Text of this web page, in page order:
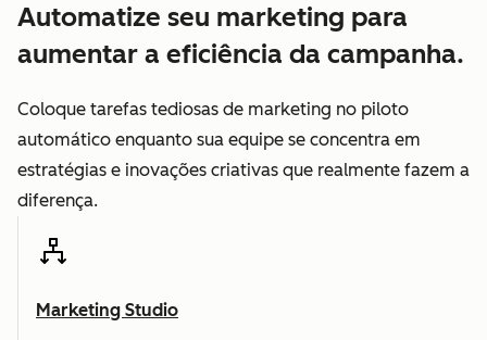
Automatize seu marketing para
aumentar a eficiência da campanha.
Coloque tarefas tediosas de marketing no piloto
automático enquanto sua equipe se concentra em
estratégias e inovações criativas que realmente fazem a
diferença.
Marketing Studio